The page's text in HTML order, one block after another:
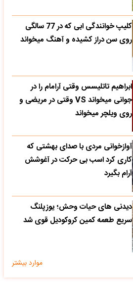
کلیپ خوانندگی ابی که در 77 سالگی
روی سن دراز کشیده و آهنگ میخواند
ابراهیم تاتلیسس وقتی آرامام را در
جوانی میخواند VS وقتی در مریضی و
روی ویلچر میخواند
آوازخوانی مردی با صدای بهشتی که
کاری کرد اسب بی حرکت در آغوشش
آرام بگیرد
دیدنی های حیات وحش؛ یوزپلنگ
سریع طعمه کمین کروکودیل قوی شد
موارد بیشتر